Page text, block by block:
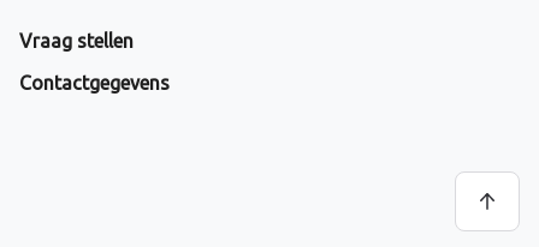
Vraag stellen
Contactgegevens